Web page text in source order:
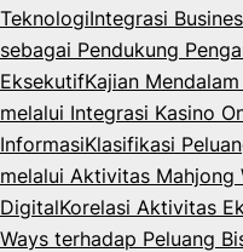
TeknologiIntegrasi
sebagai Pendukung
EksekutifKajian
melalui Integrasi Kasino
InformasiKlasifikasi
melalui Aktivitas Mahjong
DigitalKorelasi Aktivitas
Ways terhadap Peluang